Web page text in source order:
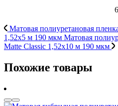
Матовая полиуретановая
1,52х5 м 190 мкм Матовая
Matte Classic 1,52х10 м 190 мкм
Похожие товары